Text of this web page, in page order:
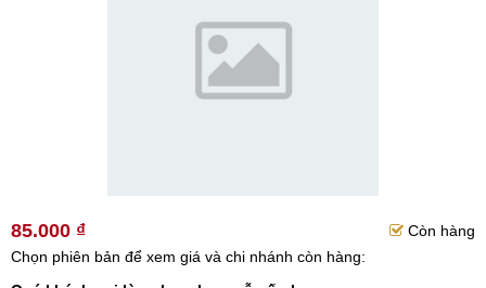
85.000 ₫
Còn hàng
Chọn phiên bản để xem giá và chi nhánh còn hàng: